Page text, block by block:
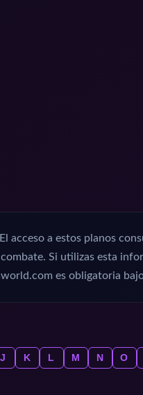
El acceso a estos planos
Si utilizas esta
es obligatoria
J K L M N O